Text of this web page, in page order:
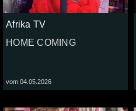
Afrika TV
HOME COMING
vom 04.05.2026